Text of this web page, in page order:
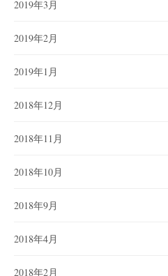
2019年3月
2019年2月
2019年1月
2018年12月
2018年11月
2018年10月
2018年9月
2018年4月
2018年2月